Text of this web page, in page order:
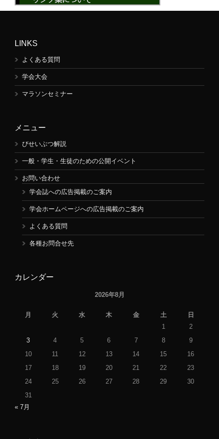
LINKS
よくある質問
学会大会
マラソンセミナー
メニュー
びせいぶつ解説
一般・学生・生徒のための公開イベント
お問い合わせ
学会誌への広告掲載のご案内
学会ホームページへの広告掲載のご案内
よくある質問
各種お問合せ先
カレンダー
2026年8月
月 火 水 木 金 土
日
1
2
3
4 5 6 7 8
9
10
11 12 13 14 15
16
17
18 19 20 21 22
23
24
25 26 27 28 29
30
31
« 7月